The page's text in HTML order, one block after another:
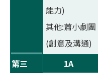
能力)
其他:蕭小劇團
(創意及溝通)
第三
1A